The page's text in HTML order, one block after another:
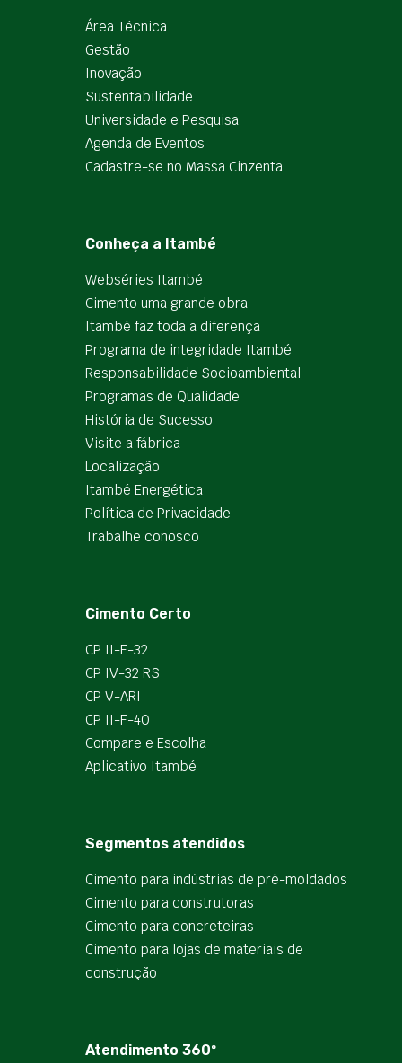
Área Técnica
Gestão
Inovação
Sustentabilidade
Universidade e Pesquisa
Agenda de Eventos
Cadastre-se no Massa Cinzenta
Conheça a Itambé
Webséries Itambé
Cimento uma grande obra
Itambé faz toda a diferença
Programa de integridade Itambé
Responsabilidade Socioambiental
Programas de Qualidade
História de Sucesso
Visite a fábrica
Localização
Itambé Energética
Política de Privacidade
Trabalhe conosco
Cimento Certo
CP II-F-32
CP IV-32 RS
CP V-ARI
CP II-F-40
Compare e Escolha
Aplicativo Itambé
Segmentos atendidos
Cimento para indústrias de pré-moldados
Cimento para construtoras
Cimento para concreteiras
Cimento para lojas de materiais de
construção
Atendimento 360º